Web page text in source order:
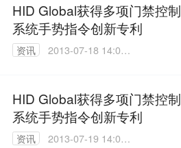
HID Global获得多项门禁控制
系统手势指令创新专利
资讯
2013-07-18 14:08:
HID Global获得多项门禁控制
系统手势指令创新专利
资讯
2013-07-19 14:05: